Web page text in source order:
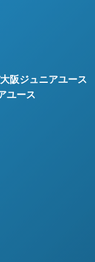
阪ジュニアユース
ユース